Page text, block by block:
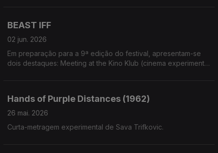
BEAST IFF
02 jun. 2026
Em preparação para a 9ª edição do festival, apresentam-se
dois destaques: Meeting at the Kino Klub (cinema experimental
Hands of Purple Distances (1962)
26 mai. 2026
Curta-metragem experimental de Sava Trifkovic.